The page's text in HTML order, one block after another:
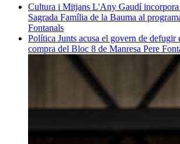
Cultura i Mitjans L'Any Gaudí incorpora
Sagrada Família de la Bauma al
Fontanals
Política Junts acusa el govern de defugir
compra del Bloc 8 de Manresa Pere